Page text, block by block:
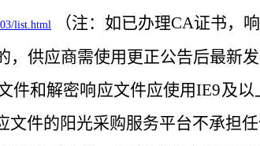
list.html （注：如已办理CA证书，
，供应商需使用更正公告后最新
件和解密响应文件应使用IE9及以
件的阳光采购服务平台不承担任